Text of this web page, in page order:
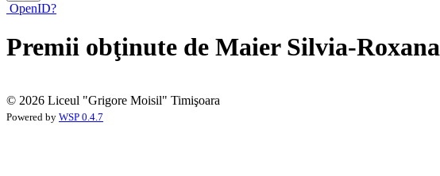
OpenID?
Premii obţinute de Maier Silvia-Roxana
© 2026 Liceul "Grigore Moisil" Timişoara
Powered by WSP 0.4.7